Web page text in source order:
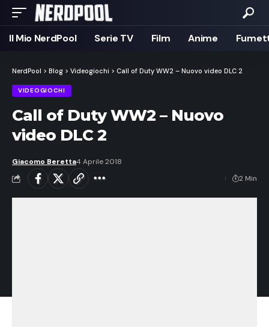
Il Mio NerdPool Serie TV Film Anime
NerdPool > Blog > Videogiochi > Call of Duty WW2 – Nuovo video DLC 2
VIDEOGIOCHI
Call of Duty WW2 – Nuovo
video DLC 2
Giacomo Beretta4 Aprile 2018
2 Min